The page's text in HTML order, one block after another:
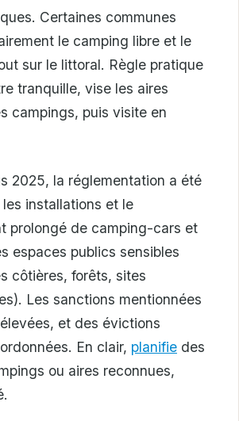
Certaines communes
le camping libre et le
sur le littoral. Règle pratique
tranquille, vise les aires
campings, puis visite en
2025, la réglementation a été
installations et le
prolongé de camping-cars et
espaces publics sensibles
côtières, forêts, sites
Les sanctions mentionnées
et des évictions
En clair, planifie des
ou aires reconnues,